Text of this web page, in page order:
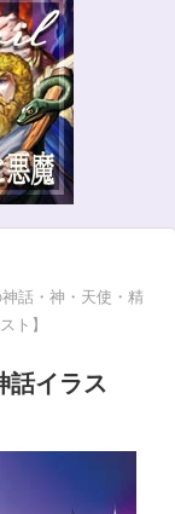
話・神・天使・精
ト】
話イラス